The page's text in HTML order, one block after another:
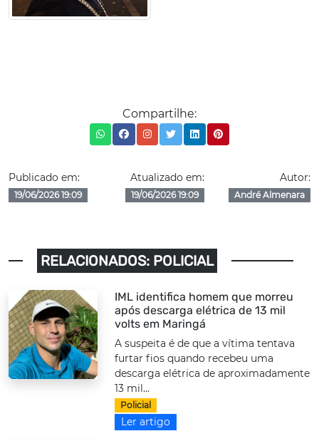
Compartilhe:
Publicado em:
19/06/2026 19:09
Atualizado em:
19/06/2026 19:09
Autor:
André Almenara
RELACIONADOS: POLICIAL
IML identifica homem que morreu
após descarga elétrica de 13 mil
volts em Maringá
A suspeita é de que a vítima tentava
furtar fios quando recebeu uma
descarga elétrica de aproximadamente
13 mil...
Policial
Ler artigo